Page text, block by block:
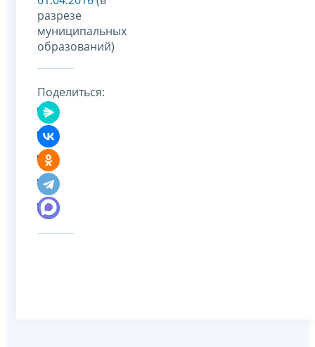
разрезе
муниципальных
образований)
Поделиться: